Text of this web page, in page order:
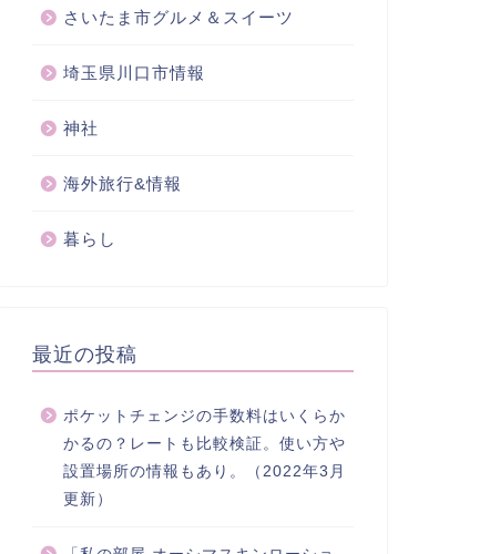
さいたま市グルメ＆スイーツ
埼玉県川口市情報
神社
海外旅行&情報
暮らし
最近の投稿
ポケットチェンジの手数料はいくらか
かるの？レートも比較検証。使い方や
設置場所の情報もあり。（2022年3月
更新）